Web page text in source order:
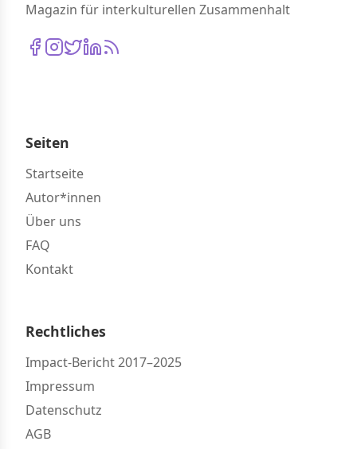
Magazin für interkulturellen Zusammenhalt
Seiten
Startseite
Autor*innen
Über uns
FAQ
Kontakt
Rechtliches
Impact-Bericht 2017–2025
Impressum
Datenschutz
AGB